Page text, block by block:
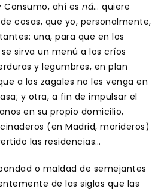
Consumo, ahí esná… quiere
cosas, que yo, personalmente,
una, para que en los
sirva un menú a los críos
y legumbres, en plan
a los zagales no les venga en
y otra, a fin de impulsar el
en su propio domicilio,
(en Madrid, morideros)
las residencias…
o maldad de semejantes
de las siglas que las